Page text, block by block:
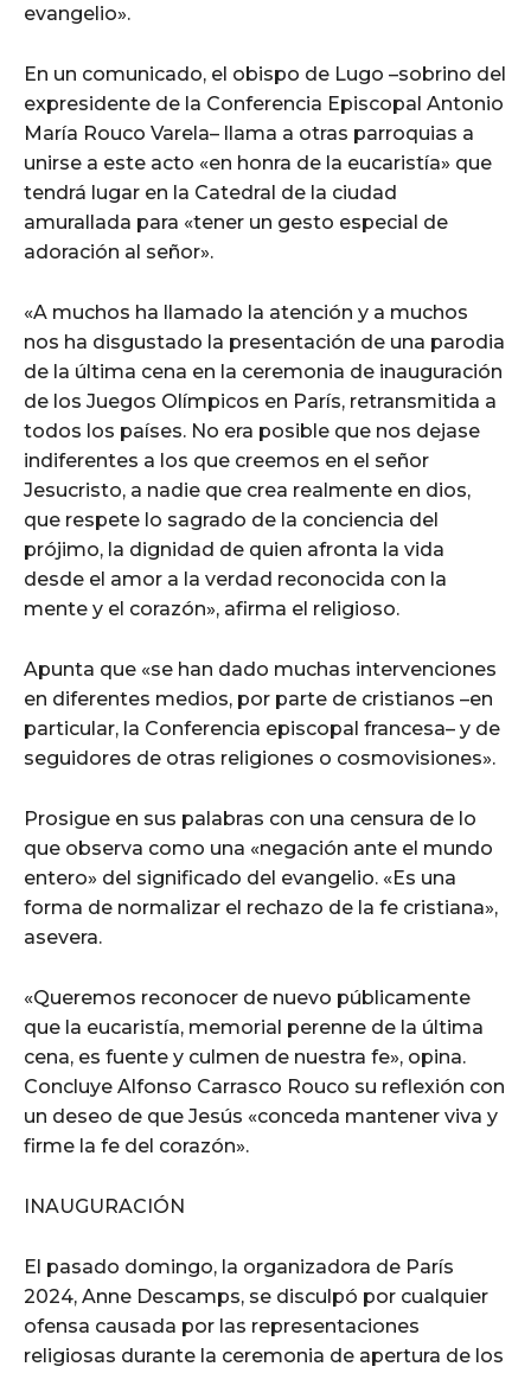
evangelio».
En un comunicado, el obispo de Lugo –sobrino del
expresidente de la Conferencia Episcopal Antonio
María Rouco Varela– llama a otras parroquias a
unirse a este acto «en honra de la eucaristía» que
tendrá lugar en la Catedral de la ciudad
amurallada para «tener un gesto especial de
adoración al señor».
«A muchos ha llamado la atención y a muchos
nos ha disgustado la presentación de una parodia
de la última cena en la ceremonia de inauguración
de los Juegos Olímpicos en París, retransmitida a
todos los países. No era posible que nos dejase
indiferentes a los que creemos en el señor
Jesucristo, a nadie que crea realmente en dios,
que respete lo sagrado de la conciencia del
prójimo, la dignidad de quien afronta la vida
desde el amor a la verdad reconocida con la
mente y el corazón», afirma el religioso.
Apunta que «se han dado muchas intervenciones
en diferentes medios, por parte de cristianos –en
particular, la Conferencia episcopal francesa– y de
seguidores de otras religiones o cosmovisiones».
Prosigue en sus palabras con una censura de lo
que observa como una «negación ante el mundo
entero» del significado del evangelio. «Es una
forma de normalizar el rechazo de la fe cristiana»,
asevera.
«Queremos reconocer de nuevo públicamente
que la eucaristía, memorial perenne de la última
cena, es fuente y culmen de nuestra fe», opina.
Concluye Alfonso Carrasco Rouco su reflexión con
un deseo de que Jesús «conceda mantener viva y
firme la fe del corazón».
INAUGURACIÓN
El pasado domingo, la organizadora de París
2024, Anne Descamps, se disculpó por cualquier
ofensa causada por las representaciones
religiosas durante la ceremonia de apertura de los